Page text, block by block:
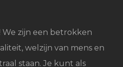
zijn een betrokken
welzijn van mens en
staan. Je kunt als